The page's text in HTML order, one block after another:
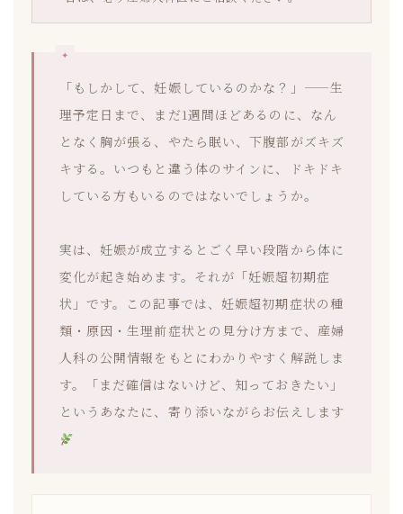
「もしかして、妊娠しているのかな？」——生
理予定日まで、まだ1週間ほどあるのに、なん
となく胸が張る、やたら眠い、下腹部がズキズ
キする。いつもと違う体のサインに、ドキドキ
している方もいるのではないでしょうか。
実は、妊娠が成立するとごく早い段階から体に
変化が起き始めます。それが「妊娠超初期症
状」です。この記事では、妊娠超初期症状の種
類・原因・生理前症状との見分け方まで、産婦
人科の公開情報をもとにわかりやすく解説しま
す。「まだ確信はないけど、知っておきたい」
というあなたに、寄り添いながらお伝えします